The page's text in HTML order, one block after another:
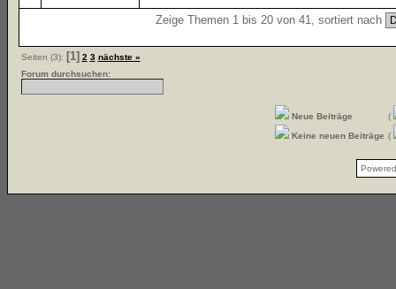
Zeige Themen 1 bis 20 von 41, sortiert nach
Seiten (3): [1] 2 3 nächste »
Forum durchsuchen:
Neue Beiträge
(
Keine neuen Beiträge (